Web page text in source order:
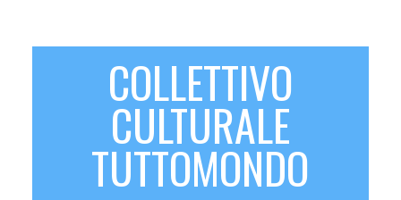
COLLETTIVO
CULTURALE
TUTTOMONDO